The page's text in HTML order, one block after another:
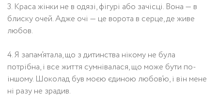
3. Краса жінки не в одязі, фігурі або зачісці. Вона — в
блиску очей. Адже очі — це ворота в серце, де живе
любов.
4. Я запам’ятала, що з дитинства нікому не була
потрібна, і все життя сумнівалася, що може бути по-
іншому. Шоколад був моєю єдиною любов’ю, і він мене
ні разу не зрадив.